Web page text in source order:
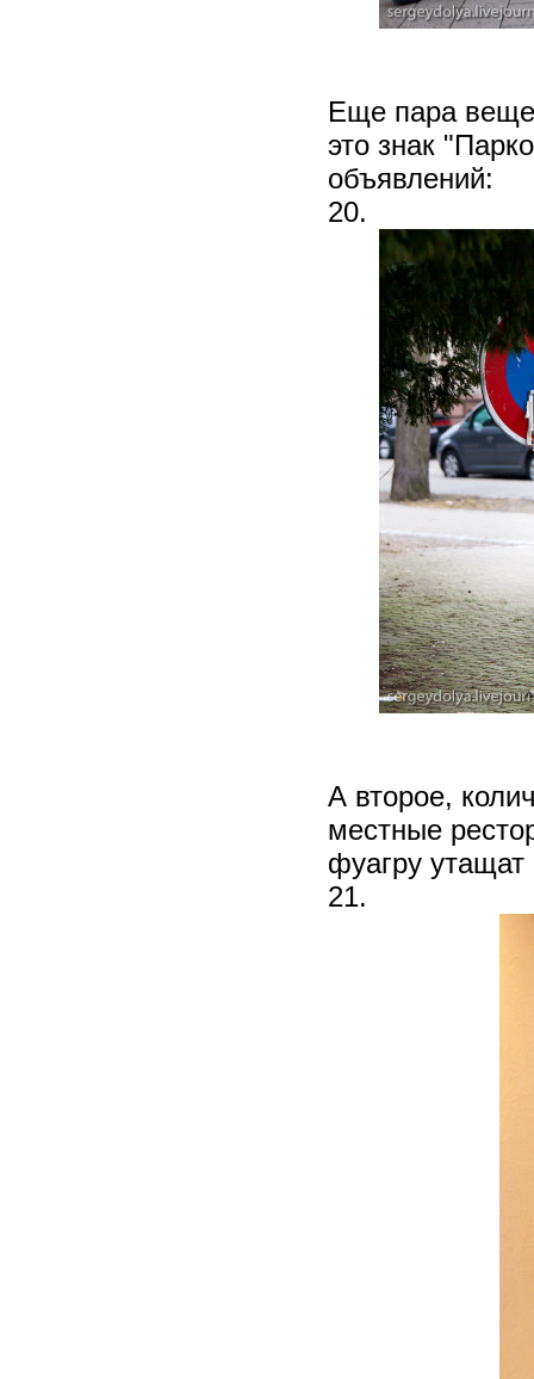
Еще пара
это знак
объявлений:
20.
А второе,
местные
фуагру утащат
21.